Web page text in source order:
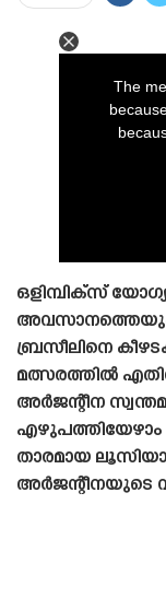
The
ഒളിമ്പിക്‌സ്
അവസാനത്തെയും
ബ്രസീലിനെ
മത്സരത്തിൽ
അർജന്റീന
എഴുപത്തിയേഴാം
താരമായ
അർജന്റീനയുടെ